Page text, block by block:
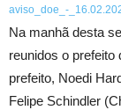
aviso_doe_-
Na manhã desta
reunidos o
prefeito, Noedi
Felipe Schindler